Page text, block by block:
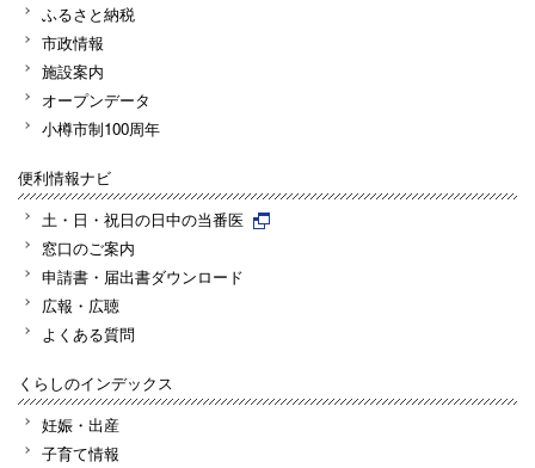
ふるさと納税
市政情報
施設案内
オープンデータ
小樽市制100周年
便利情報ナビ
土・日・祝日の日中の当番医
窓口のご案内
申請書・届出書ダウンロード
広報・広聴
よくある質問
くらしのインデックス
妊娠・出産
子育て情報